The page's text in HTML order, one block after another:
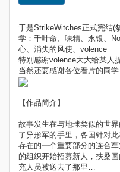
于是StrikeWitches正式完结
学：千叶命、味精、永银、
心、消失的风使、volence
特别感谢volence大大给某人
当然还要感谢各位看片的同学
【作品简介】
故事发生在与地球类似的世
了异形军的手里，各国针对
存在的一个重要部分的连合
的组织开始招募新人，扶桑
充人员被送去了那里…